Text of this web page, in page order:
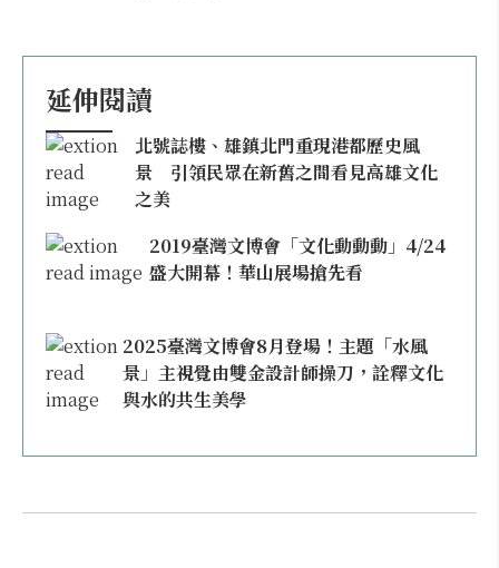
延伸閱讀
北號誌樓、雄鎮北門重現港都歷史風
景 引領民眾在新舊之間看見高雄文化
之美
2019臺灣文博會「文化動動動」4/24
盛大開幕！華山展場搶先看
2025臺灣文博會8月登場！主題「水風
景」主視覺由雙金設計師操刀，詮釋文化
與水的共生美學